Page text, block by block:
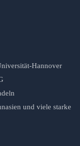
Hannover
und viele starke